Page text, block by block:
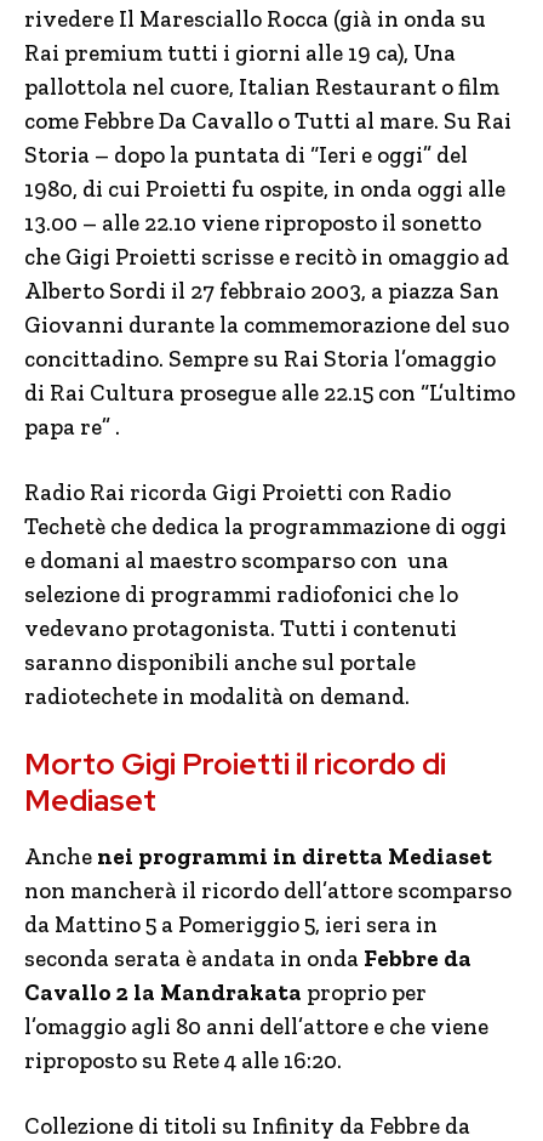
rivedere Il Maresciallo Rocca (già in onda su
Rai premium tutti i giorni alle 19 ca), Una
pallottola nel cuore, Italian Restaurant o film
come Febbre Da Cavallo o Tutti al mare. Su Rai
Storia – dopo la puntata di “Ieri e oggi” del
1980, di cui Proietti fu ospite, in onda oggi alle
13.00 – alle 22.10 viene riproposto il sonetto
che Gigi Proietti scrisse e recitò in omaggio ad
Alberto Sordi il 27 febbraio 2003, a piazza San
Giovanni durante la commemorazione del suo
concittadino. Sempre su Rai Storia l’omaggio
di Rai Cultura prosegue alle 22.15 con “L’ultimo
papa re” .
Radio Rai ricorda Gigi Proietti con Radio
Techetè che dedica la programmazione di oggi
e domani al maestro scomparso con una
selezione di programmi radiofonici che lo
vedevano protagonista. Tutti i contenuti
saranno disponibili anche sul portale
radiotechete in modalità on demand.
Morto Gigi Proietti il ricordo di
Mediaset
Anche nei programmi in diretta Mediaset
non mancherà il ricordo dell’attore scomparso
da Mattino 5 a Pomeriggio 5, ieri sera in
seconda serata è andata in onda Febbre da
Cavallo 2 la Mandrakata proprio per
l’omaggio agli 80 anni dell’attore e che viene
riproposto su Rete 4 alle 16:20.
Collezione di titoli su Infinity da Febbre da